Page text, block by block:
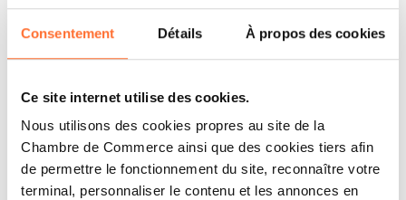
Consentement Détails À propos des cookies
Ce site internet utilise des cookies.
Nous utilisons des cookies propres au site de la
Chambre de Commerce ainsi que des cookies tiers afin
de permettre le fonctionnement du site, reconnaître votre
terminal, personnaliser le contenu et les annonces en
Une nouvelle gouvernance pour une nouvelle
Pour accompagner cette expansion, Emmanuel
Gay a été nommé Managing Partner du groupe
en 2025, marquant une nouvelle étape dans la
structuration de Resultance. Fort d’une vision